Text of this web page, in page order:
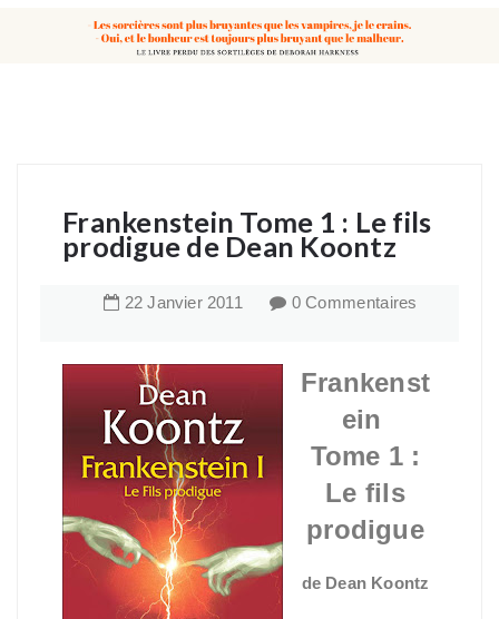
Frankenstein Tome 1 : Le fils
prodigue de Dean Koontz
22 Janvier 2011 0 Commentaires
Frankenst
ein
Tome 1 :
Le fils
prodigue
de Dean Koontz